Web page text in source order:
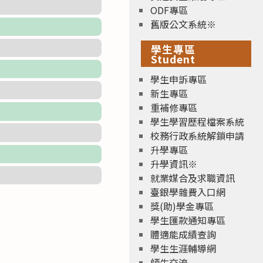
ODF專區
舊版公文系統※
學生專區
Student
學生申訴專區
新生專區
重補修專區
學生學習歷程檔案系統
校務行政系統解鎖申請
升學專區
升學資訊※
就業媒合及求職資訊
臺銀學雜費入口網
獎(助)學金專區
學生匯款通知專區
體適能成績查詢
學生生涯輔導網